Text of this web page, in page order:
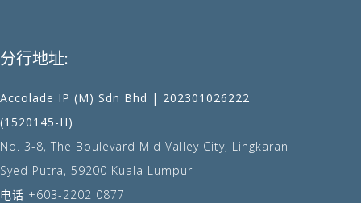
分行地址:
Accolade IP (M) Sdn Bhd | 202301026222
(1520145-H)
No. 3-8, The Boulevard Mid Valley City, Lingkaran
Syed Putra, 59200 Kuala Lumpur
电话 +603-2202 0877